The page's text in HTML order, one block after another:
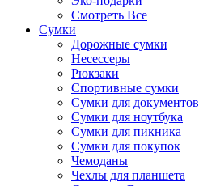
Смотреть Все
Сумки
Дорожные сумки
Несессеры
Рюкзаки
Спортивные сумки
Сумки для документов
Сумки для ноутбука
Сумки для пикника
Сумки для покупок
Чемоданы
Чехлы для планшета